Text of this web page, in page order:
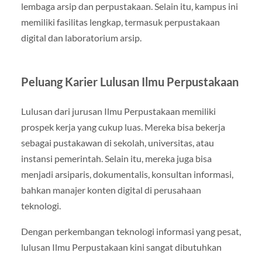
lembaga arsip dan perpustakaan. Selain itu, kampus ini
memiliki fasilitas lengkap, termasuk perpustakaan
digital dan laboratorium arsip.
Peluang Karier Lulusan Ilmu Perpustakaan
Lulusan dari jurusan Ilmu Perpustakaan memiliki
prospek kerja yang cukup luas. Mereka bisa bekerja
sebagai pustakawan di sekolah, universitas, atau
instansi pemerintah. Selain itu, mereka juga bisa
menjadi arsiparis, dokumentalis, konsultan informasi,
bahkan manajer konten digital di perusahaan
teknologi.
Dengan perkembangan teknologi informasi yang pesat,
lulusan Ilmu Perpustakaan kini sangat dibutuhkan